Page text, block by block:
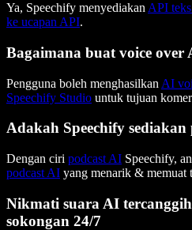
Ya, Speechify menyediakan API
ke ucapan API.
Bagaimana buat voice over
Pengguna boleh menghasilkan AI
Speechify Studio untuk tujuan
Adakah Speechify sediakan
Dengan ciri podcast AI Speechify,
podcast AI yang menarik & memuat
Nikmati suara AI
sokongan 24/7